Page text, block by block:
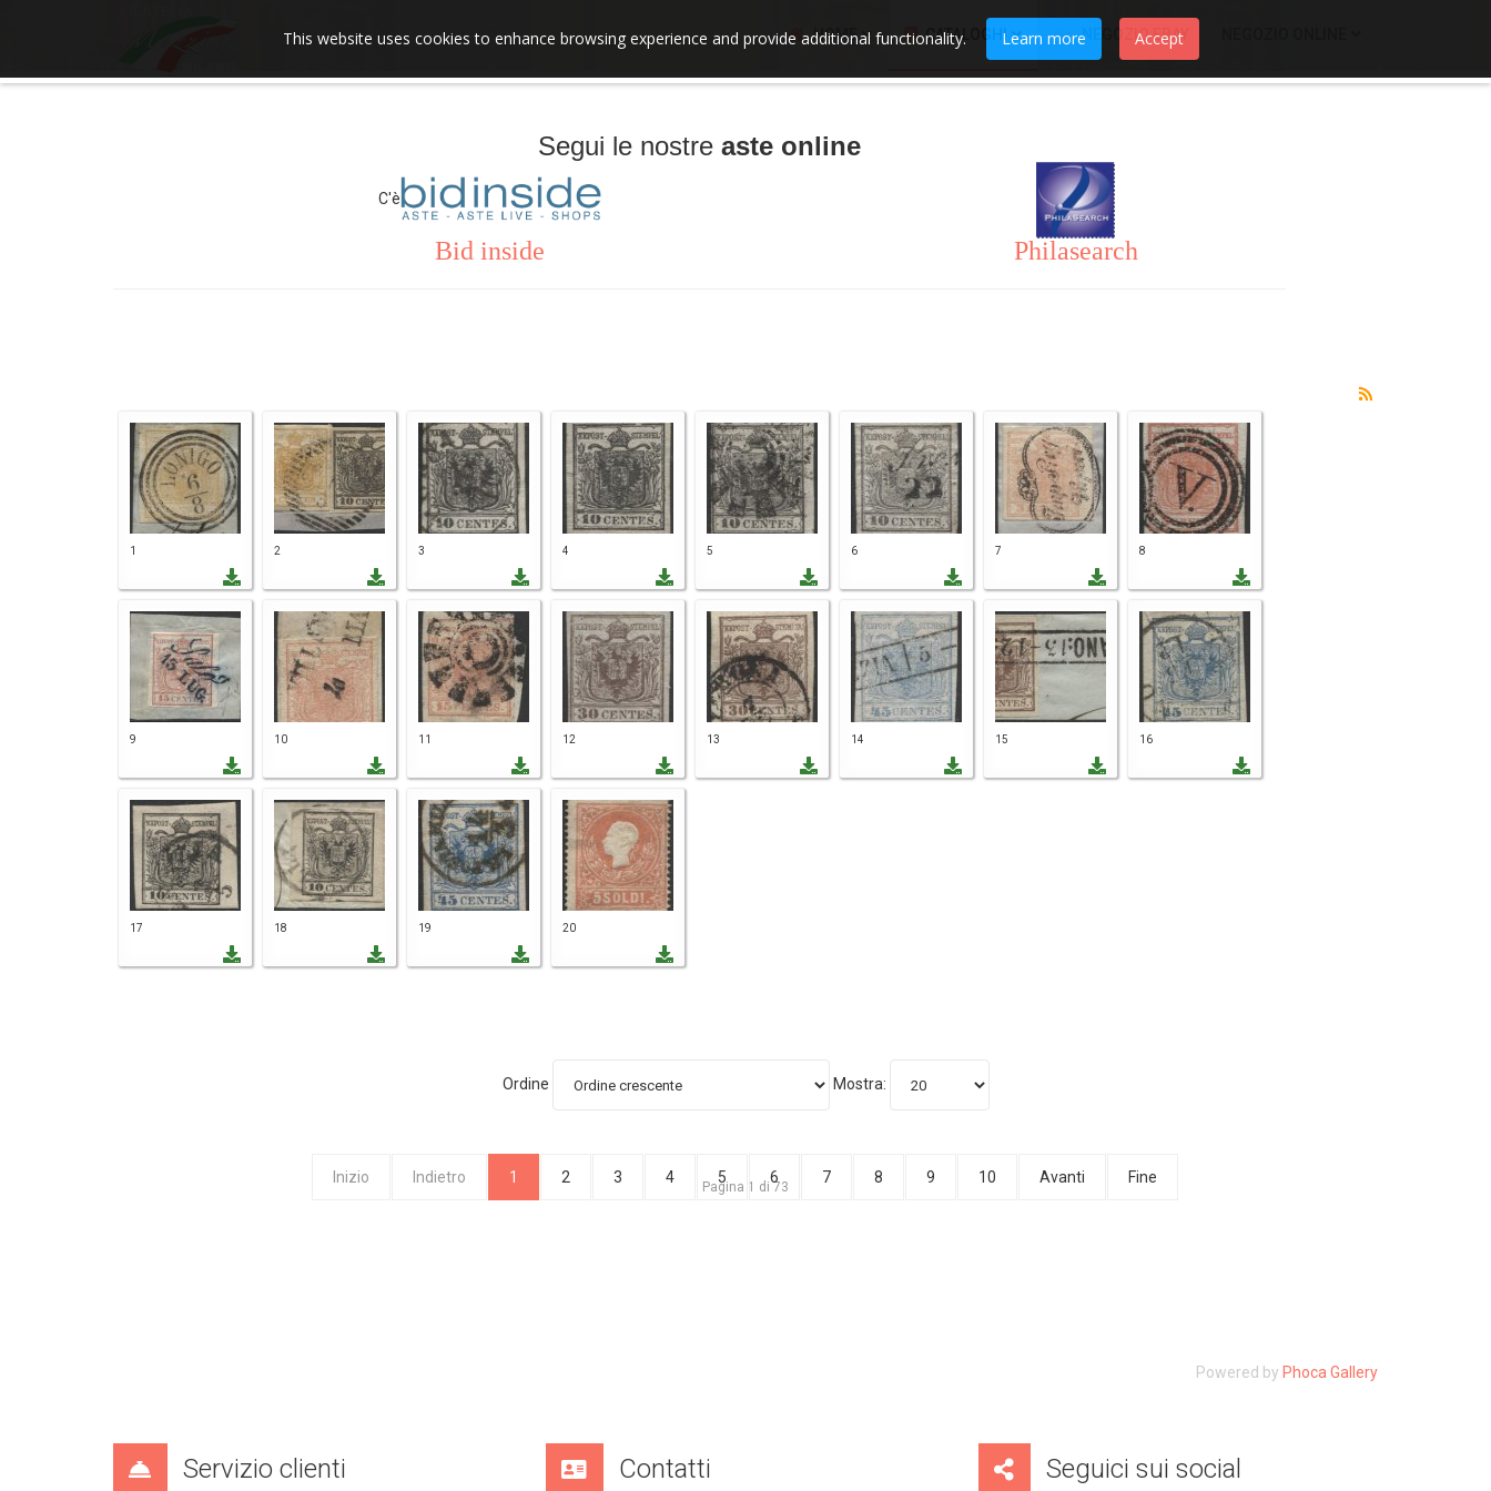
HOME CATALOGHI NEGOZIO EBAY
Segui le nostre aste online
C'è
Bid inside Philasearch
1 2 3 4 5 6 7 8
9 10 11 12 13 14 15 16
17 18 19 20
Ordine Mostra:
Pagina 1 di 73
Inizio Indietro 1 2 3 4 5 6 7 8 9 10 Avanti Fine
Powered by Phoca Gallery
Servizio clienti Contatti Seguici sui social
This website uses cookies to enhance browsing experience and provide additional functionality. Learn more Accept